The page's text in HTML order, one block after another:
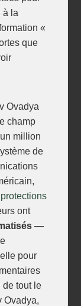
à la
«
que
Ovadya
champ
million
de
ont
—
pour
de tout le
Ovadya,